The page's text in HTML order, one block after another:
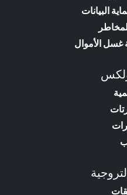
البيانات
الأموال